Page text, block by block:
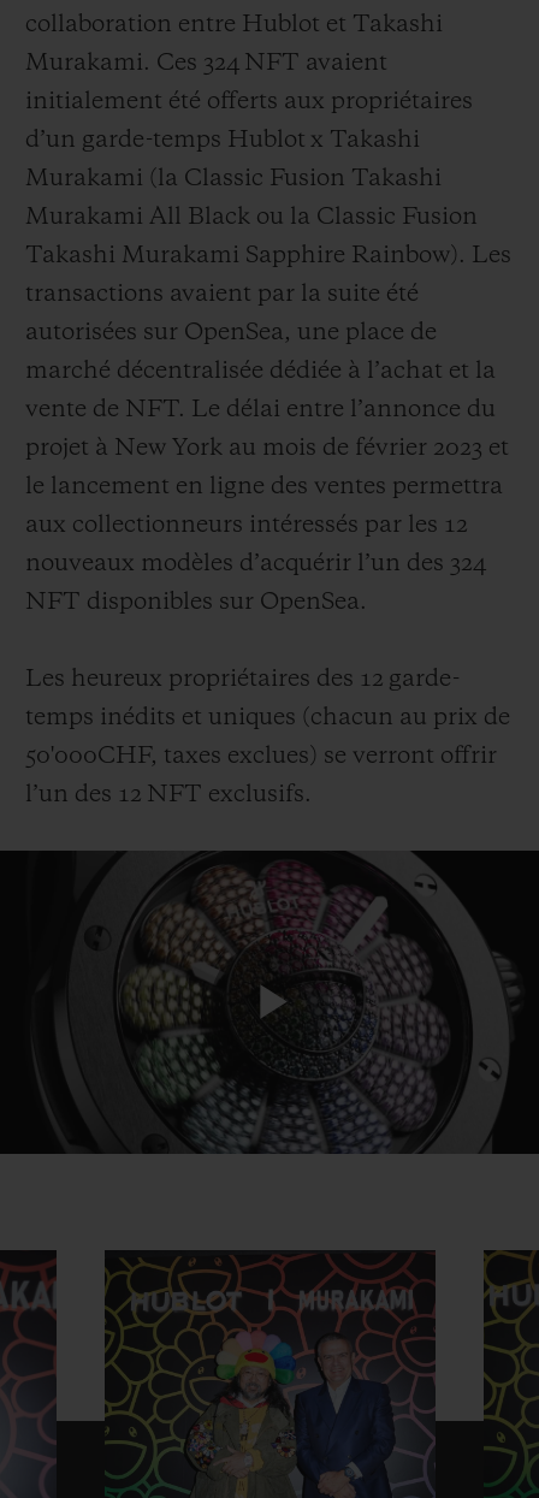
collaboration entre Hublot et Takashi
Murakami. Ces 324 NFT avaient
initialement été offerts aux propriétaires
d’un garde-temps Hublot x Takashi
Murakami (la Classic Fusion Takashi
Murakami All Black ou la Classic Fusion
Takashi Murakami Sapphire Rainbow). Les
transactions avaient par la suite été
autorisées sur OpenSea, une place de
marché décentralisée dédiée à l’achat et la
vente de NFT. Le délai entre l’annonce du
projet à New York au mois de février 2023 et
le lancement en ligne des ventes permettra
aux collectionneurs intéressés par les 12
nouveaux modèles d’acquérir l’un des 324
NFT disponibles sur OpenSea.
Les heureux propriétaires des 12 garde-
temps inédits et uniques (chacun au prix de
50'000CHF, taxes exclues) se verront offrir
l’un des 12 NFT exclusifs.
Play